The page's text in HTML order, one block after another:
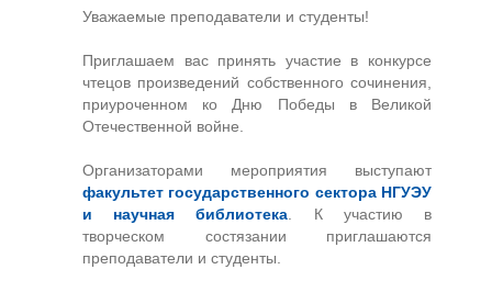
Уважаемые преподаватели и студенты!
Приглашаем вас принять участие в конкурсе
чтецов произведений собственного сочинения,
приуроченном ко Дню Победы в Великой
Отечественной войне.
Организаторами мероприятия выступают
факультет государственного сектора НГУЭУ
и научная библиотека . К участию в
творческом состязании приглашаются
преподаватели и студенты.